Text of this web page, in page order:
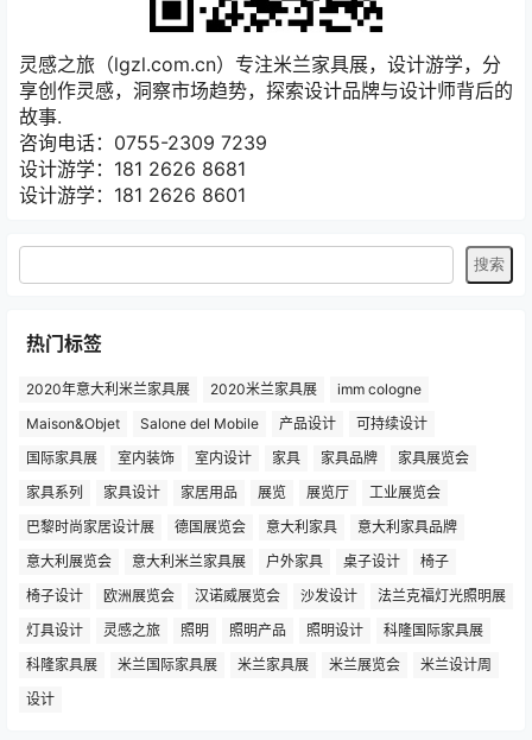
灵感之旅（lgzl.com.cn）专注米兰家具展，设计游学，分
享创作灵感，洞察市场趋势，探索设计品牌与设计师背后的
故事.
咨询电话：0755-2309 7239
设计游学：181 2626 8681
设计游学：181 2626 8601
热门标签
2020年意大利米兰家具展 2020米兰家具展
imm cologne
Maison&Objet
Salone del Mobile 产品设计
可持续设计
国际家具展
室内装饰 室内设计 家具 家具品牌
家具展览会
家具系列
家具设计 家居用品 展览 展览厅
工业展览会
巴黎时尚家居设计展
德国展览会 意大利家具
意大利家具品牌
意大利展览会
意大利米兰家具展 户外家具 桌子设计
椅子
椅子设计
欧洲展览会 汉诺威展览会 沙发设计
法兰克福灯光照明展
灯具设计
灵感之旅 照明 照明产品 照明设计
科隆国际家具展
科隆家具展
米兰国际家具展 米兰家具展 米兰展览会
米兰设计周
设计